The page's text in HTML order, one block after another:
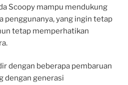
Scoopy mampu mendukung
penggunanya, yang ingin tetap
tetap memperhatikan
dengan beberapa pembaruan
dengan generasi